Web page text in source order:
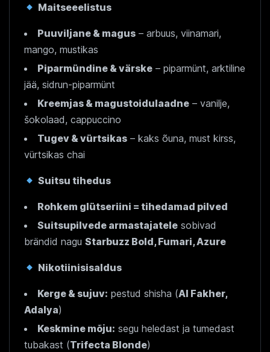
Maitseeelistus
Puuviljane & magus – arbuus, viinamari,
mango, mustikas
Piparmündine & värske – piparmünt, arktiline
jää, sidrun-piparmünt
Kreemjas & magustoidulaadne – vanilje,
šokolaad, cappuccino
Tugev & vürtsikas – kaks õuna, must kirss,
vürtsikas chai
Suitsu tihedus
Rohkem glütseriini = tihedamad pilved
Suitsupilvede armastajatele sobivad
brändid nagu Starbuzz Bold, Fumari, Azure
Nikotiinisisaldus
Kerge & sujuv: pestud shisha (Al Fakher,
Adalya)
Keskmine mõju: segu heledast ja tumedast
tubakast (Trifecta Blonde)